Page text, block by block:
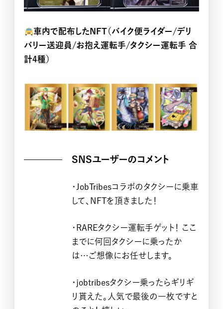
車内で配布したNFT（バイク便ライダー/デリ
バリー送迎員/お抱え運転手/タクシー運転手 合
計4種）
SNSユーザーのコメント
・JobTribesコラボのタクシーに乗車
して、NFTを頂きました！
・ RAREタクシー運転手ゲット！ ここ
までに何回タクシーに乗ったか
は…ご想像にお任せします。
・ jobtribesタクシー乗ったらギリギ
リ貰えた。 人気で最後の一枚ですと